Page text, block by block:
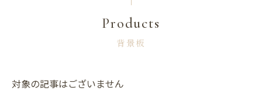
Products
背景板
対象の記事はございません